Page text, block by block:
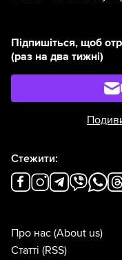
Підпишіться, щоб
(раз на два тижні)
Стежити:
Про нас (About us)
Статті (RSS)